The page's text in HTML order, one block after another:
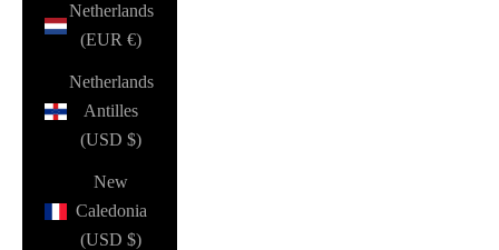
Netherlands
(EUR €)
Netherlands
Antilles
(USD $)
New
Caledonia
(USD $)